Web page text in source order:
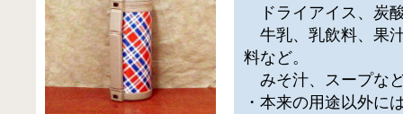
ドライアイス、炭
牛乳、乳飲料、果
料など。
みそ汁、スープな
・本来の用途以外に